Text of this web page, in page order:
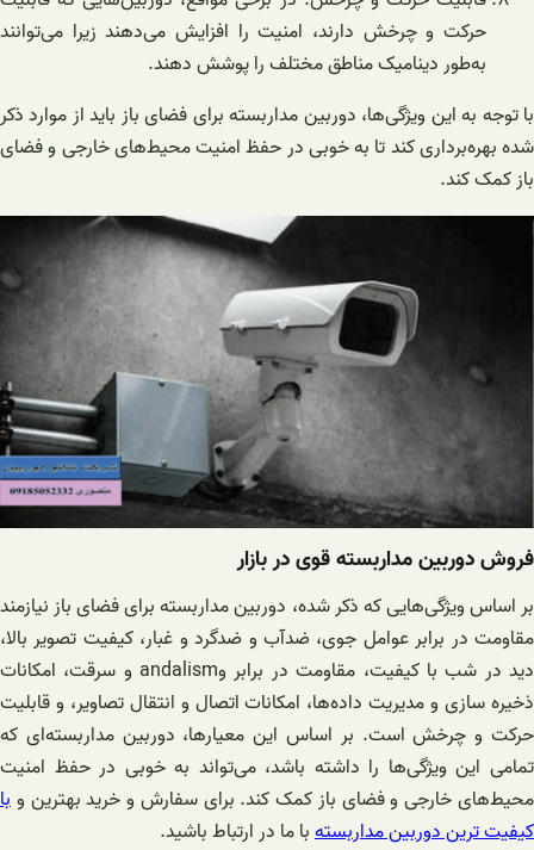
حرکت و چرخش دارند، امنیت را افزایش می‌دهند زیرا می‌توانند
به‌طور دینامیک مناطق مختلف را پوشش دهند.
با توجه به این ویژگی‌ها، دوربین مداربسته برای فضای باز باید از موارد ذکر
شده بهره‌برداری کند تا به خوبی در حفظ امنیت محیط‌های خارجی و فضای
باز کمک کند.
فروش دوربین مداربسته قوی در بازار
بر اساس ویژگی‌هایی که ذکر شده، دوربین مداربسته برای فضای باز نیازمند
مقاومت در برابر عوامل جوی، ضدآب و ضدگرد و غبار، کیفیت تصویر بالا،
دید در شب با کیفیت، مقاومت در برابر وandalism و سرقت، امکانات
ذخیره سازی و مدیریت داده‌ها، امکانات اتصال و انتقال تصاویر، و قابلیت
حرکت و چرخش است. بر اساس این معیارها، دوربین مداربسته‌ای که
تمامی این ویژگی‌ها را داشته باشد، می‌تواند به خوبی در حفظ امنیت
محیط‌های خارجی و فضای باز کمک کند. برای سفارش و خرید بهترین وبا
کیفیت ترین دوربین مداربستهبا ما در ارتباط باشید.